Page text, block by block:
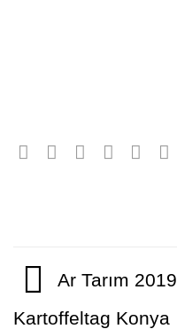
Ar Tarım 2019
Kartoffeltag Konya